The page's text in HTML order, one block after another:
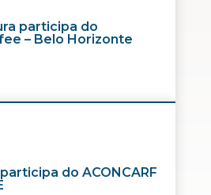
participa do
– Belo Horizonte
do ACONCARF